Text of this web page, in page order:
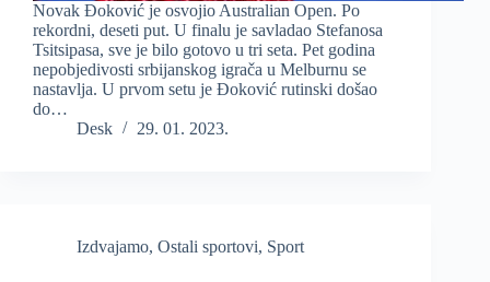
Novak Đoković je osvojio Australian Open. Po
rekordni, deseti put. U finalu je savladao Stefanosa
Tsitsipasa, sve je bilo gotovo u tri seta. Pet godina
nepobjedivosti srbijanskog igrača u Melburnu se
nastavlja. U prvom setu je Đoković rutinski došao
do…
Desk
29. 01. 2023.
Izdvajamo, Ostali sportovi, Sport